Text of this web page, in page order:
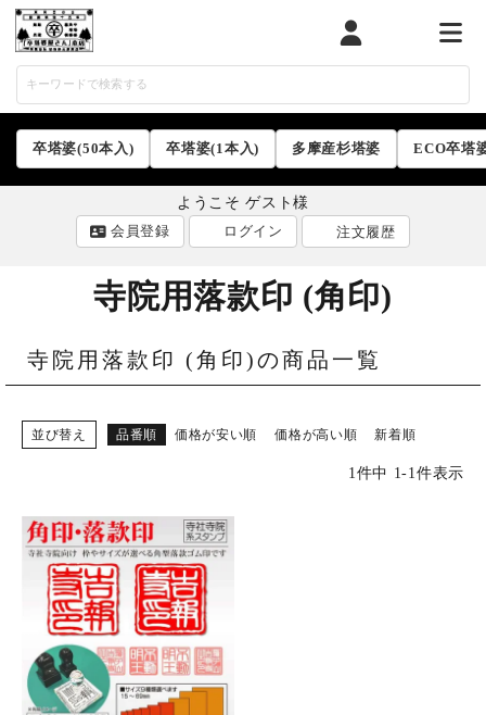
マイページカート メニ
卒塔婆(50本入) 卒塔婆(1本入) 多摩産杉塔婆 ECO卒塔
ようこそ ゲスト様
会員登録
ログイン 注文履歴
ACCOUNT MENU
ログイン
ホーム
商品から探す
特集
寺院用落款印 (角印)
寺院用落款印 (角印)の商品一覧
並び替え 品番順 価格が安い順 価格が高い順 新着順
1件中 1-1件表示